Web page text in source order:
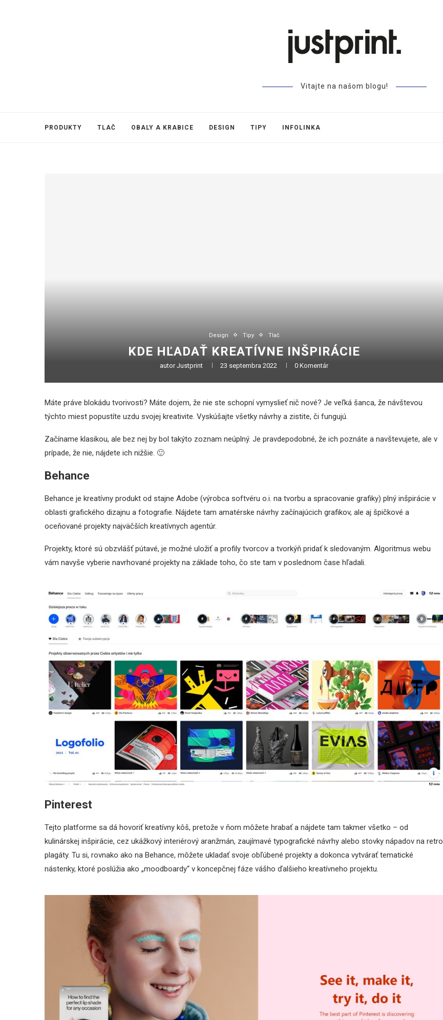
Vitajte na našom blogu!
PRODUKTY TLAČ OBALY A KRABICE DESIGN TIPY INFOLINKA
Design Tipy Tlač
KDE HĽADAŤ KREATÍVNE INŠPIRÁCIE
autorJustprint 23 septembra 2022 0 Komentár
Máte práve blokádu tvorivosti? Máte dojem, že nie ste schopní vymyslieť nič nové? Je veľká šanca, že návštevou
týchto miest popustíte uzdu svojej kreativite. Vyskúšajte všetky návrhy a zistite, či fungujú.
Začíname klasikou, ale bez nej by bol takýto zoznam neúplný. Je pravdepodobné, že ich poznáte a navštevujete, ale v
prípade, že nie, nájdete ich nižšie. 🙂
Behance
Behance je kreatívny produkt od stajne Adobe (výrobca softvéru o.i. na tvorbu a spracovanie grafiky) plný inšpirácie v
oblasti grafického dizajnu a fotografie. Nájdete tam amatérske návrhy začínajúcich grafikov, ale aj špičkové a
oceňované projekty najväčších kreatívnych agentúr.
Projekty, ktoré sú obzvlášť pútavé, je možné uložiť a profily tvorcov a tvorkýň pridať k sledovaným. Algoritmus webu
vám navyše vyberie navrhované projekty na základe toho, čo ste tam v poslednom čase hľadali.
Pinterest
Tejto platforme sa dá hovoriť kreatívny kôš, pretože v ňom môžete hrabať a nájdete tam takmer všetko – od
kulinárskej inšpirácie, cez ukážkový interiérový aranžmán, zaujímavé typografické návrhy alebo stovky nápadov na retro
plagáty. Tu si, rovnako ako na Behance, môžete ukladať svoje obľúbené projekty a dokonca vytvárať tematické
nástenky, ktoré poslúžia ako „moodboardy“ v koncepčnej fáze vášho ďalšieho kreatívneho projektu.